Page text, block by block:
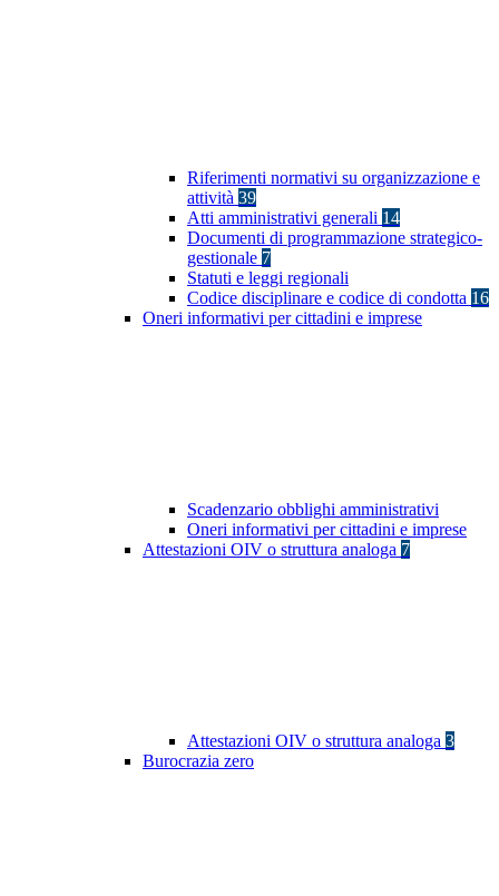
Riferimenti normativi su organizzazione e
attività 39
Atti amministrativi generali 14
Documenti di programmazione strategico-
gestionale 7
Statuti e leggi regionali
Codice disciplinare e codice di condotta 16
Oneri informativi per cittadini e imprese
Scadenzario obblighi amministrativi
Oneri informativi per cittadini e imprese
Attestazioni OIV o struttura analoga 7
Attestazioni OIV o struttura analoga 3
Burocrazia zero